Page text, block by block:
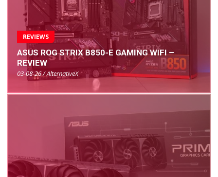
REVIEWS
ASUS ROG STRIX B850-E GAMING WIFI –
REVIEW
03-08-26 / AlternativeX